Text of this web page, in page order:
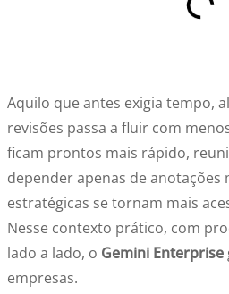
Aquilo que antes exigia tempo,
revisões passa a fluir com
ficam prontos mais rápido,
depender apenas de anotações
estratégicas se tornam mais
Nesse contexto prático, com
lado a lado, o Gemini Enterprise
empresas.